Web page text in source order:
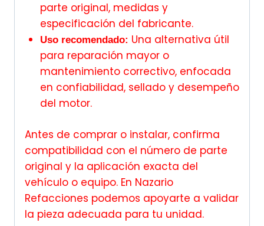
parte original, medidas y
especificación del fabricante.
Uso recomendado: Una alternativa útil
para reparación mayor o
mantenimiento correctivo, enfocada
en confiabilidad, sellado y desempeño
del motor.
Antes de comprar o instalar, confirma
compatibilidad con el número de parte
original y la aplicación exacta del
vehículo o equipo. En Nazario
Refacciones podemos apoyarte a validar
la pieza adecuada para tu unidad.